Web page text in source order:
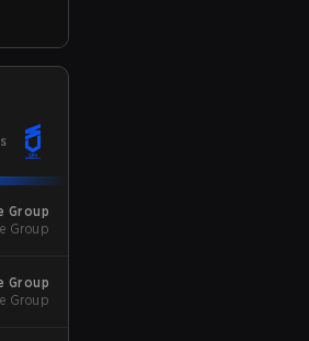
Group
Group
Group
Group